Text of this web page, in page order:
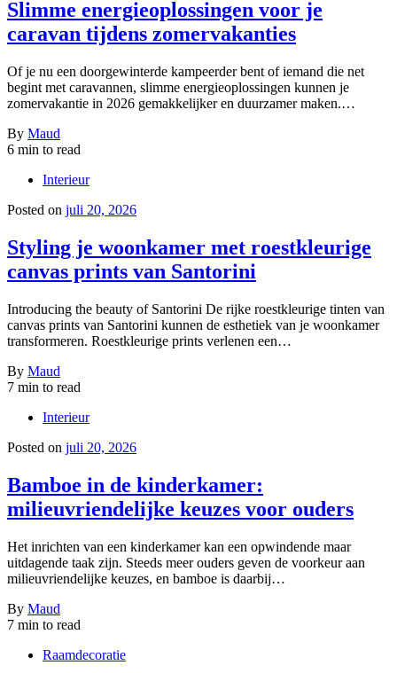
Slimme energieoplossingen voor je
caravan tijdens zomervakanties
Of je nu een doorgewinterde kampeerder bent of iemand die net
begint met caravannen, slimme energieoplossingen kunnen je
zomervakantie in 2026 gemakkelijker en duurzamer maken.…
By Maud
6 min to read
Interieur
Posted on juli 20, 2026
Styling je woonkamer met roestkleurige
canvas prints van Santorini
Introducing the beauty of Santorini De rijke roestkleurige tinten van
canvas prints van Santorini kunnen de esthetiek van je woonkamer
transformeren. Roestkleurige prints verlenen een…
By Maud
7 min to read
Interieur
Posted on juli 20, 2026
Bamboe in de kinderkamer:
milieuvriendelijke keuzes voor ouders
Het inrichten van een kinderkamer kan een opwindende maar
uitdagende taak zijn. Steeds meer ouders geven de voorkeur aan
milieuvriendelijke keuzes, en bamboe is daarbij…
By Maud
7 min to read
Raamdecoratie